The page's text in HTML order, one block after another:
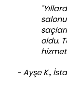
oldu.
- Ayşe K.,